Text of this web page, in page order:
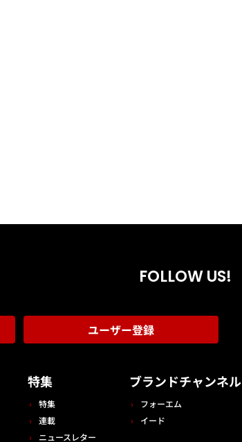
FOLLOW US!
ユーザー登録
特集
特集
連載
ニュースレター
ブランドチャンネル
フォーエム
イード